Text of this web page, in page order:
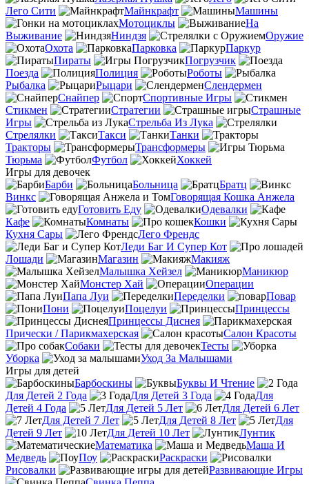
Лего Сити
Майнкрафт
Машины
Мотоциклы
На
Выживание
Ниндзя
Оружие
Охота
Парковка
Паркур
Пираты
Погрузчик
Поезда
Полиция
Роботы
Рыбалка
Рыцари
Слендермен
Снайпер
Спортивные Игры
Стикмен
Стратегии
Страшные
Игры
Стрельба Из Лука
Стрелялки
Такси
Танки
Тракторы
Трансформеры
Тюрьма
Футбол
Хоккей
Игры для девочек
Барби
Больница
Братц
Винкс
Говорящая Кошка Анжела
Готовить Еду
Одевалки
Кафе
Комнаты
Кошки
Кухня Сары
Лего Френдс
Леди Баг И Супер Кот
Лошади
Магазин
Макияж
Малышка Хейзел
Маникюр
Монстер Хай
Операции
Папа Луи
Переделки
Повар
Пони
Поцелуи
Принцессы
Принцессы Диснея
Прически / Парикмахерская
Салон Красоты
Собаки
Тесты
Уборка
Уход За Малышами
Игры для детей
Барбоскины
Буквы И Чтение
Для Детей 2 Года
Для Детей 3 Года
Для
Детей 4 Года
Для Детей 5 Лет
Для Детей 6 Лет
Для Детей 7 Лет
Для Детей 8 Лет
Для
Детей 9 Лет
Для Детей 10 Лет
Лунтик
Математика
Маша И
Медведь
Поу
Раскраски
Рисовалки
Развивающие Игры